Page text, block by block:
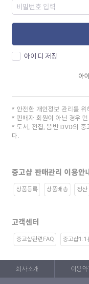
아이디 저장
아
안전한 개인정보 관리를
판매자 회원이 아닌 경우
도서, 전집, 음반 DVD의 중
다.
중고샵 판매관리 이용안
상품등록 상품배송 정산
고객센터
중고샵관련FAQ 중고샵1:1
회사소개 이용